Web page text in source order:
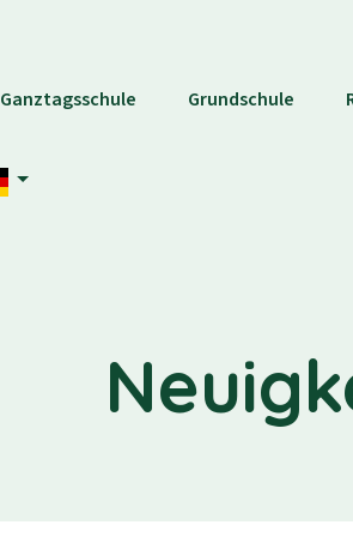
Ganztagsschule Grundschule